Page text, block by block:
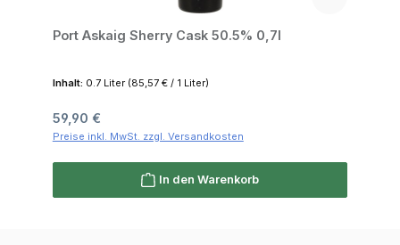
Port Askaig Sherry Cask 50.5% 0,7l
Inhalt: 0.7 Liter (85,57 € / 1 Liter)
Regulärer Preis:
59,90 €
Preise inkl. MwSt. zzgl. Versandkosten
In den Warenkorb